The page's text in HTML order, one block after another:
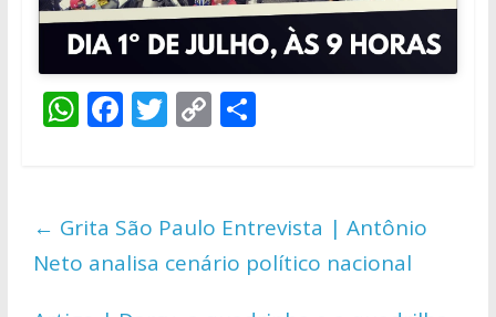
W
s
A
p
F
b
o
o
T
er
C
y
Li
n
S
e
← Grita São Paulo Entrevista | Antônio
Neto analisa cenário político nacional